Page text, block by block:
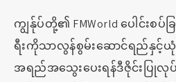
ကျွန်ုပ်တို့၏ FMWorld ပေါင်းစပ်ခ
ရီးကိုသာလွန်စွမ်းဆောင်ရည်နှင့်
အရည်အသွေးပေးရန်ဒီဇိုင်းပြု